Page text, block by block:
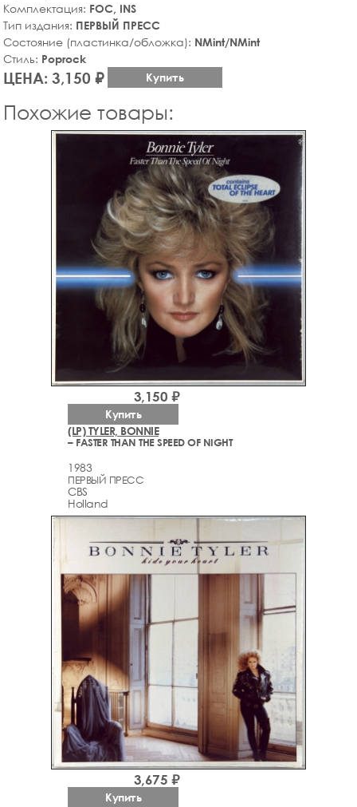
Комплектация: FOC, INS
Тип издания: ПЕРВЫЙ ПРЕСС
Состояние (пластинка/обложка): NMint/NMint
Стиль: Poprock
ЦЕНА: 3,150 ₽ Купить
Похожие товары:
(LP) TYLER, BONNIE
– FASTER THAN THE SPEED OF NIGHT
1983
ПЕРВЫЙ ПРЕСС
CBS
Holland
3,150 ₽
Купить
3,675 ₽
Купить